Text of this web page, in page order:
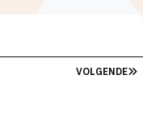
VOLGENDE